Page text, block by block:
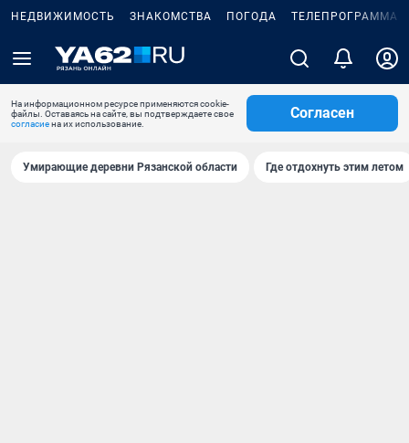
НЕДВИЖИМОСТЬ ЗНАКОМСТВА ПОГОДА ТЕЛЕПРОГРАММА
На информационном ресурсе применяются cookie-
файлы. Оставаясь на сайте, вы подтверждаете свое
согласиена их использование.
Согласен
Умирающие деревни Рязанской области Где отдохнуть этим летом